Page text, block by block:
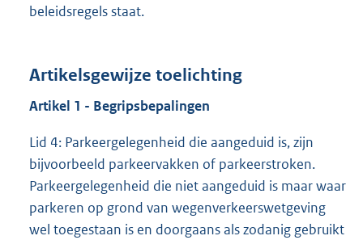
beleidsregels staat.
Artikelsgewijze toelichting
Artikel 1 - Begripsbepalingen
Lid 4: Parkeergelegenheid die aangeduid is, zijn
bijvoorbeeld parkeervakken of parkeerstroken.
Parkeergelegenheid die niet aangeduid is maar waar
parkeren op grond van wegenverkeerswetgeving
wel toegestaan is en doorgaans als zodanig gebruikt